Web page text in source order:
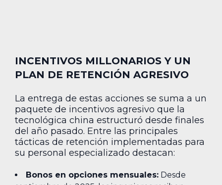
INCENTIVOS MILLONARIOS Y UN
PLAN DE RETENCIÓN AGRESIVO
La entrega de estas acciones se suma a un
paquete de incentivos agresivo que la
tecnológica china estructuró desde finales
del año pasado. Entre las principales
tácticas de retención implementadas para
su personal especializado destacan:
Bonos en opciones mensuales: Desde